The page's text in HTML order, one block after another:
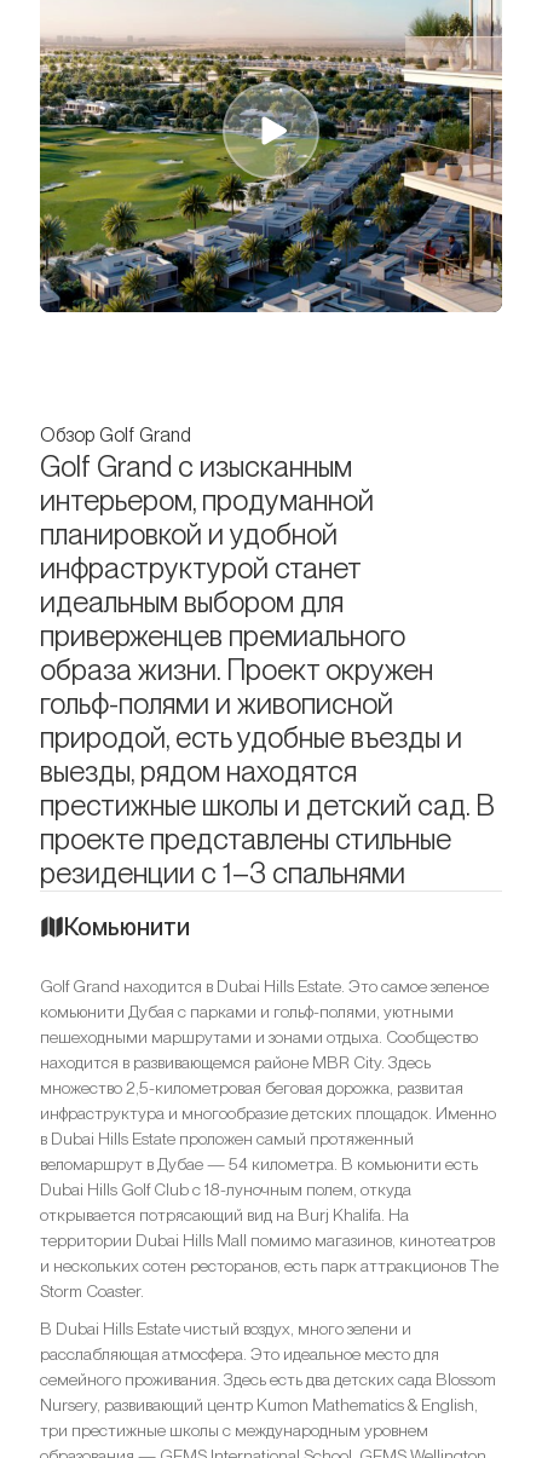
Обзор Golf Grand
Golf Grand с изысканным
интерьером, продуманной
планировкой и удобной
инфраструктурой станет
идеальным выбором для
приверженцев премиального
образа жизни. Проект окружен
гольф-полями и живописной
природой, есть удобные въезды и
выезды, рядом находятся
престижные школы и детский сад. В
проекте представлены стильные
резиденции с 1–3 спальнями
Комьюнити
Golf Grand находится в Dubai Hills Estate. Это самое зеленое
комьюнити Дубая с парками и гольф-полями, уютными
пешеходными маршрутами и зонами отдыха. Сообщество
находится в развивающемся районе MBR City. Здесь
множество 2,5-километровая беговая дорожка, развитая
инфраструктура и многообразие детских площадок. Именно
в Dubai Hills Estate проложен самый протяженный
веломаршрут в Дубае — 54 километра. В комьюнити есть
Dubai Hills Golf Club с 18-луночным полем, откуда
открывается потрясающий вид на Burj Khalifa. На
территории Dubai Hills Mall помимо магазинов, кинотеатров
и нескольких сотен ресторанов, есть парк аттракционов The
Storm Coaster.
В Dubai Hills Estate чистый воздух, много зелени и
расслабляющая атмосфера. Это идеальное место для
семейного проживания. Здесь есть два детских сада Blossom
Nursery, развивающий центр Kumon Mathematics & English,
три престижные школы с международным уровнем